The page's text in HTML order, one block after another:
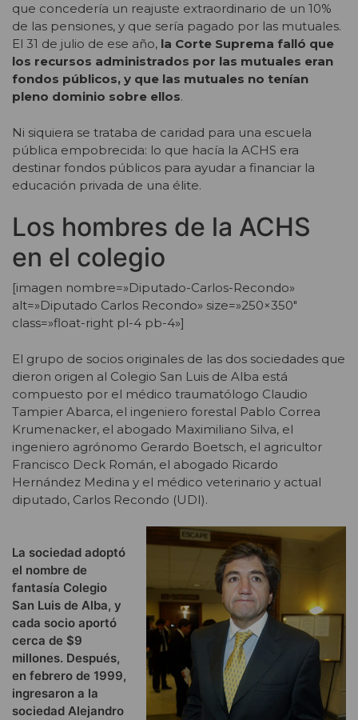
que concedería un reajuste extraordinario de un 10%
de las pensiones, y que sería pagado por las mutuales.
El 31 de julio de ese año, la Corte Suprema falló que
los recursos administrados por las mutuales eran
fondos públicos, y que las mutuales no tenían
pleno dominio sobre ellos.
Ni siquiera se trataba de caridad para una escuela
pública empobrecida: lo que hacía la ACHS era
destinar fondos públicos para ayudar a financiar la
educación privada de una élite.
Los hombres de la ACHS
en el colegio
[imagen nombre=»Diputado-Carlos-Recondo»
alt=»Diputado Carlos Recondo» size=»250×350″
class=»float-right pl-4 pb-4»]
El grupo de socios originales de las dos sociedades que
dieron origen al Colegio San Luis de Alba está
compuesto por el médico traumatólogo Claudio
Tampier Abarca, el ingeniero forestal Pablo Correa
Krumenacker, el abogado Maximiliano Silva, el
ingeniero agrónomo Gerardo Boetsch, el agricultor
Francisco Deck Román, el abogado Ricardo
Hernández Medina y el médico veterinario y actual
diputado, Carlos Recondo (UDI).
La sociedad adoptó
el nombre de
fantasía Colegio
San Luis de Alba, y
cada socio aportó
cerca de $9
millones. Después,
en febrero de 1999,
ingresaron a la
sociedad Alejandro